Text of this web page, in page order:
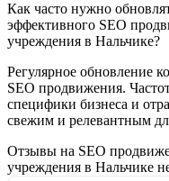
Как часто нужно
эффективного SEO
учреждения в Нальчике?
Регулярное обновление
SEO продвижения.
специфики бизнеса и
свежим и релевантным
Отзывы на SEO
учреждения в Нальчике